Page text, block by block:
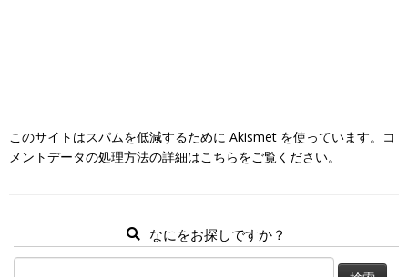
このサイトはスパムを低減するために Akismet を使っています。 コ
メントデータの処理方法の詳細はこちらをご覧ください。
なにをお探しですか？